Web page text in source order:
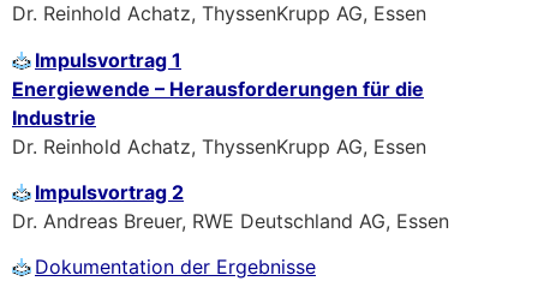
Dr. Reinhold Achatz, ThyssenKrupp AG, Essen
Impulsvortrag 1
Energiewende – Herausforderungen für die
Industrie
Dr. Reinhold Achatz, ThyssenKrupp AG, Essen
Impulsvortrag 2
Dr. Andreas Breuer, RWE Deutschland AG, Essen
Dokumentation der Ergebnisse